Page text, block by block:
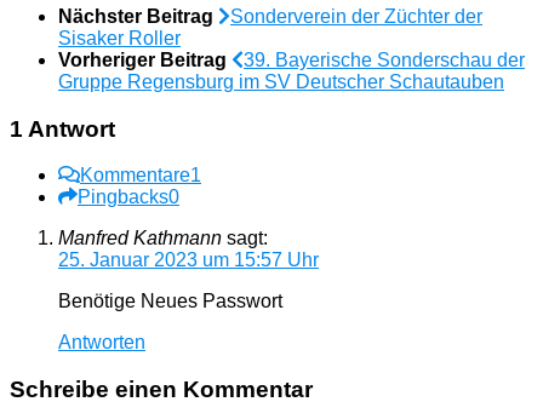
Nächster Beitrag
Sonderverein der Züchter der
Sisaker Roller
Vorheriger Beitrag
39. Bayerische Sonderschau der
Gruppe Regensburg im SV Deutscher Schautauben
1 Antwort
Kommentare1
Pingbacks0
Manfred Kathmann sagt:
25. Januar 2023 um 15:57 Uhr
Benötige Neues Passwort
Antworten
Schreibe einen Kommentar